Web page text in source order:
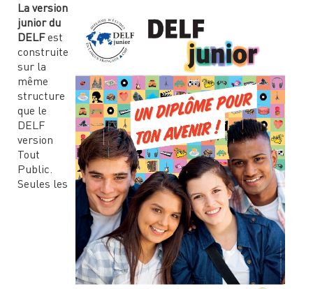
La version
junior du
DELFest
construite
sur la
même
structure
que le
DELF
version
Tout
Public.
Seules les